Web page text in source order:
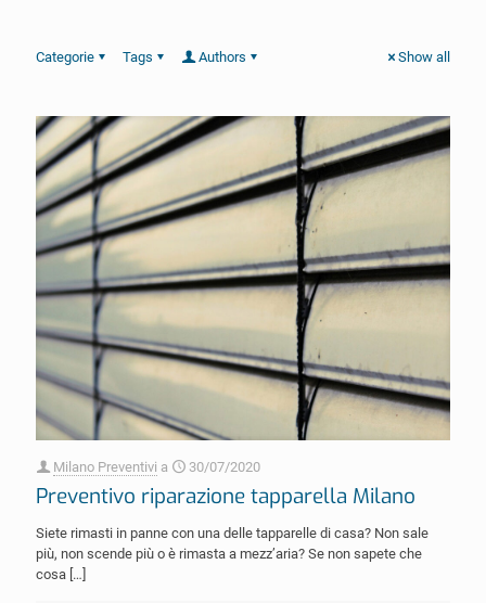
Categorie Tags Authors Show all
Milano Preventivi a 30/07/2020
Preventivo riparazione tapparella Milano
Siete rimasti in panne con una delle tapparelle di casa? Non sale
più, non scende più o è rimasta a mezz’aria? Se non sapete che
cosa […]